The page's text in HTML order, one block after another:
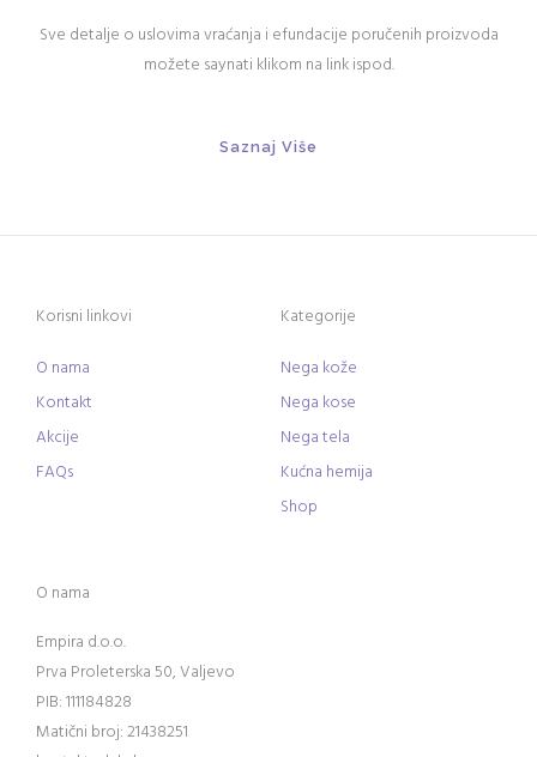
Sve detalje o uslovima vraćanja i efundacije poručenih proizvoda
možete saynati klikom na link ispod.
Saznaj Više
Korisni linkovi
O nama
Kontakt
Akcije
FAQs
Kategorije
Nega kože
Nega kose
Nega tela
Kućna hemija
Shop
O nama
Empira d.o.o.
Prva Proleterska 50, Valjevo
PIB: 111184828
Matični broj: 21438251